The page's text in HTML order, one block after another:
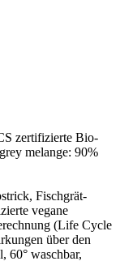
zertifizierte Bio-
melange: 90%
Fischgrät-
vegane
(Life Cycle
über den
60° waschbar,